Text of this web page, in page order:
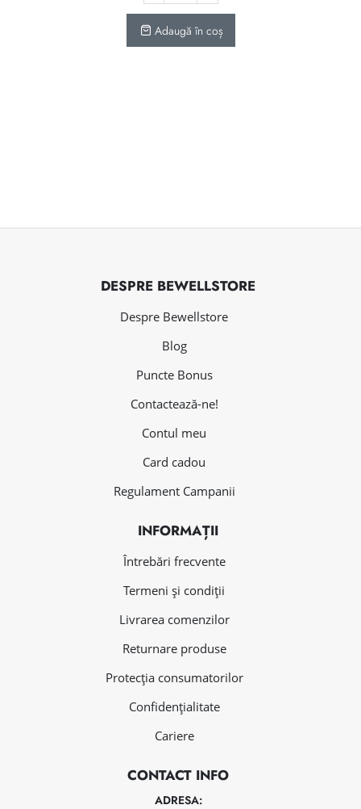
Adaugă în coș
DESPRE BEWELLSTORE
Despre Bewellstore
Blog
Puncte Bonus
Contactează-ne!
Contul meu
Card cadou
Regulament Campanii
INFORMAȚII
Întrebări frecvente
Termeni și condiții
Livrarea comenzilor
Returnare produse
Protecția consumatorilor
Confidențialitate
Cariere
CONTACT INFO
ADRESA: